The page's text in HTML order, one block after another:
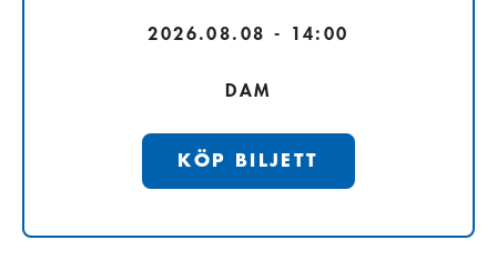
2026.08.08 - 14:00
DAM
KÖP BILJETT